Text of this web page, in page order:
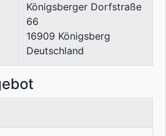
Königsberger Dorfstraße
66
16909 Königsberg
Deutschland